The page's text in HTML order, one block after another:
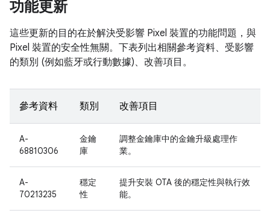
功能更新
這些更新的目的在於解決受影響 Pixel 裝置的功能問題，與
Pixel 裝置的安全性無關。下表列出相關參考資料、受影響
的類別 (例如藍牙或行動數據)、改善項目。
參考資料 類別 改善項目
A-
68810306
金鑰
庫
調整金鑰庫中的金鑰升級處理作
業。
A-
70213235
穩定
性
提升安裝 OTA 後的穩定性與執行效
能。